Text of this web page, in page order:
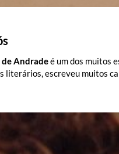
Andradeé um dos muitos
literários, escreveu muitos